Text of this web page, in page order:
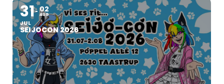
31
JUL
02
AUG
SEIJOCON 2026